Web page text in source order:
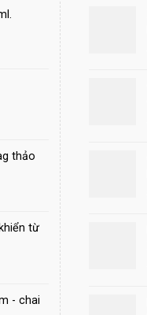
thảo
từ
- chai